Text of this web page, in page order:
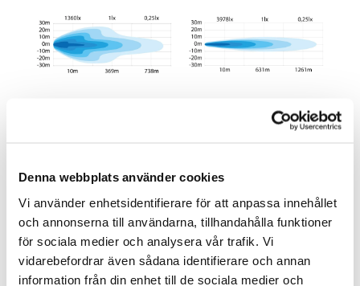
Denna webbplats använder cookies
Vi använder enhetsidentifierare för att anpassa innehållet
och annonserna till användarna, tillhandahålla funktioner
för sociala medier och analysera vår trafik. Vi
vidarebefordrar även sådana identifierare och annan
information från din enhet till de sociala medier och
enkel att installera. Montera med det
medföljande monteringsfästet, skruvar och
0.5-meterskabeln. Anslut enkelt med DT-4
kontakten som ingår i paketet. Perfekt för
både bilar, lastbilar och tyngre fordon. Med
Siberia NR monterad får du innovation, design